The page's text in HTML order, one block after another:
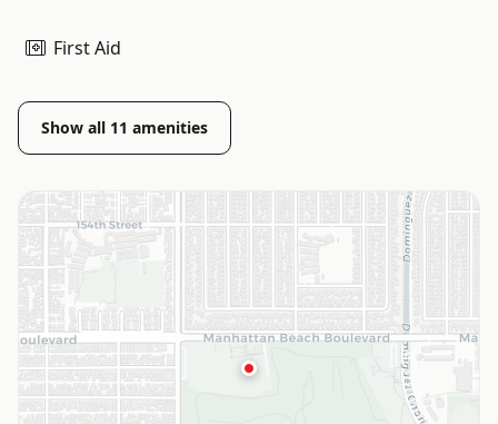
First Aid
Show all 11 amenities